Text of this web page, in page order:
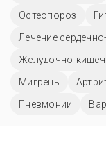
Остеопороз
Лечение
Желудочно-
Мигрень
Пневмонии